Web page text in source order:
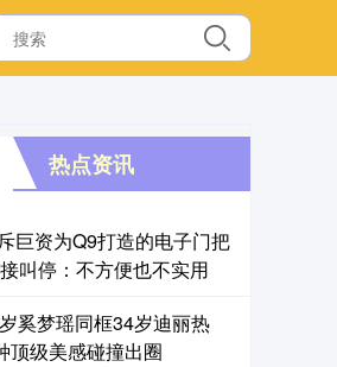
热点资讯
巨资为Q9打造的电子门把
叫停：不方便也不实用
奚梦瑶同框34岁迪丽热
顶级美感碰撞出圈